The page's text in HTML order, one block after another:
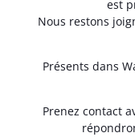
est
Nous restons
Présents dans
Prenez contact